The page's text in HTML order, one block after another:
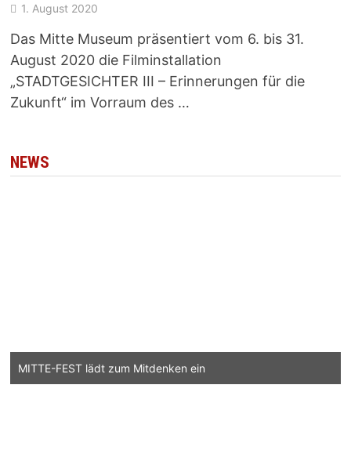
1. August 2020
Das Mitte Museum präsentiert vom 6. bis 31.
August 2020 die Filminstallation
„STADTGESICHTER III – Erinnerungen für die
Zukunft“ im Vorraum des …
NEWS
MITTE-FEST lädt zum Mitdenken ein